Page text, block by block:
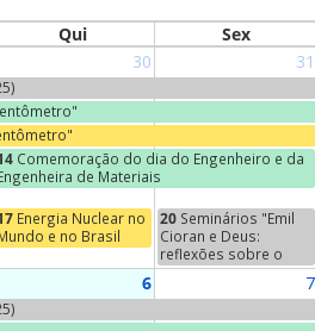
Qui Sex
30 31
Comemoração do dia do Engenheiro e da
de Materiais
Energia Nuclear no
e no Brasil
20 Seminários "Emil
Cioran e Deus:
reflexões sobre o
Nada". Terceiro
Cioran
6 7